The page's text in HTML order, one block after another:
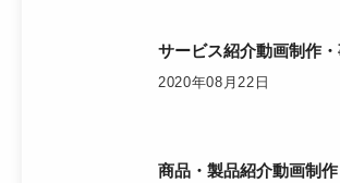
サービス紹介動画制作・
2020年08月22日
商品・製品紹介動画制作